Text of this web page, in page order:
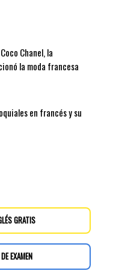
Chanel, la
la moda francesa
en francés y su
GRATIS
EXAMEN